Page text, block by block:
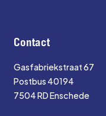
Contact
Gasfabriekstraat 67
Postbus 40194
7504 RD Enschede